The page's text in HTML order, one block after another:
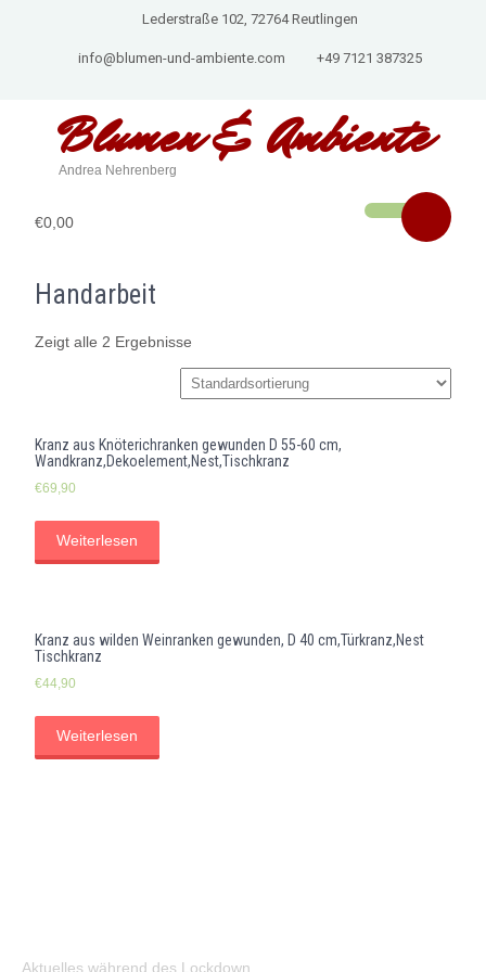
Lederstraße 102, 72764 Reutlingen
info@blumen-und-ambiente.com +49 7121 387325
Blumen & Ambiente
Andrea Nehrenberg
€0,00
Handarbeit
Zeigt alle 2 Ergebnisse
Kranz aus Knöterichranken gewunden D 55-60 cm,
Wandkranz,Dekoelement,Nest,Tischkranz
€69,90
Weiterlesen
Kranz aus wilden Weinranken gewunden, D 40 cm,Türkranz,Nest
Tischkranz
€44,90
Weiterlesen
Aktuelles während des Lockdown